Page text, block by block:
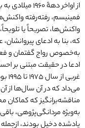
از اواخر دهۀ
فمینیسم، رفته‌رفته
واکنش‌ها، تصریحاً یا
که، بنا به ادعای
به‌خصوص رواج گفتمان و
ادعا در حقیقت مبتنی بر
می‌داد که در آن سال‌ها از
مناقشه‌برانگیز که
به‌ویژه مردانگی‌پژوهی،
یاد‌شده دخیل بودند، از‌جمله